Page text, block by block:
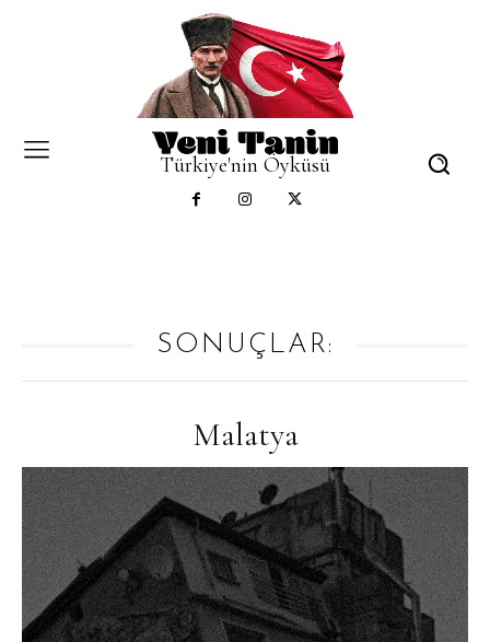
Türkiye'nin Öyküsü
SONUÇLAR:
Malatya